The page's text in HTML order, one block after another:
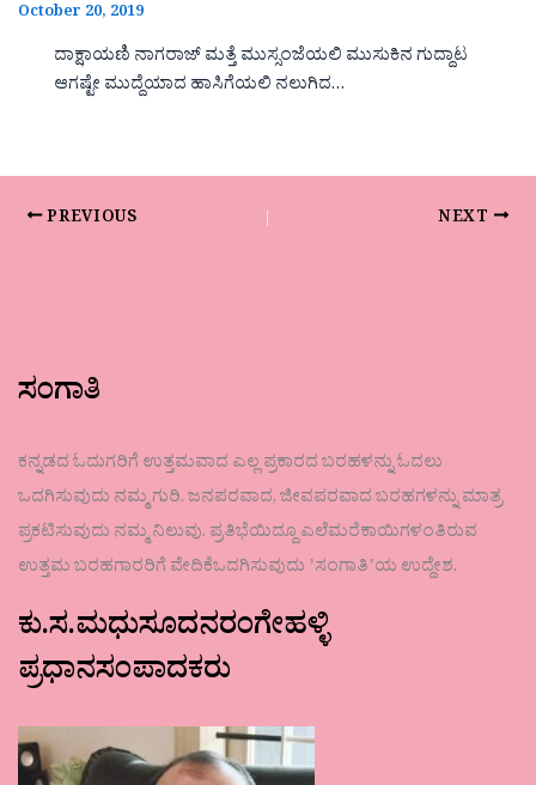
October 20, 2019
ದಾಕ್ಷಾಯಣಿ ನಾಗರಾಜ್ ಮತ್ತೆ ಮುಸ್ಸಂಜೆಯಲಿ ಮುಸುಕಿನ ಗುದ್ದಾಟ
ಆಗಷ್ಟೇ ಮುದ್ದೆಯಾದ ಹಾಸಿಗೆಯಲಿ ನಲುಗಿದ…
PREVIOUS NEXT
ಸಂಗಾತಿ
ಕನ್ನಡದ ಓದುಗರಿಗೆ ಉತ್ತಮವಾದ ಎಲ್ಲ ಪ್ರಕಾರದ ಬರಹಳನ್ನು ಓದಲು
ಒದಗಿಸುವುದು ನಮ್ಮ ಗುರಿ. ಜನಪರವಾದ, ಜೀವಪರವಾದ ಬರಹಗಳನ್ನು ಮಾತ್ರ
ಪ್ರಕಟಿಸುವುದು ನಮ್ಮ ನಿಲುವು. ಪ್ರತಿಭೆಯಿದ್ದೂ ಎಲೆಮರೆಕಾಯಿಗಳಂತಿರುವ
ಉತ್ತಮ ಬರಹಗಾರರಿಗೆ ವೇದಿಕೆಒದಗಿಸುವುದು ʼಸಂಗಾತಿʼಯ ಉದ್ದೇಶ.
ಕು.ಸ.ಮಧುಸೂದನರಂಗೇಹಳ್ಳಿ
ಪ್ರಧಾನಸಂಪಾದಕರು